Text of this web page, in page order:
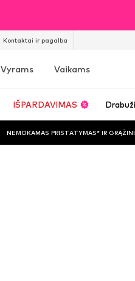
Kontaktai ir pagalba
Vyrams Vaikams
IŠPARDAVIMAS
NEMOKAMAS PRISTATYMAS* IR